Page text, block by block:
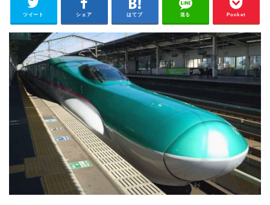
ツイート シェア はてブ 送る Pocket